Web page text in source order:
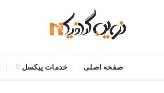
صفحه اصلی خدمات پیکسل